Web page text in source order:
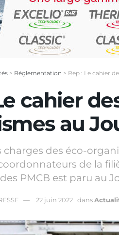
> Réglementation > Rep : Le cahier
cahier
au
charges des éco-
de la
PMCB est paru au
22 juin 2022 dans